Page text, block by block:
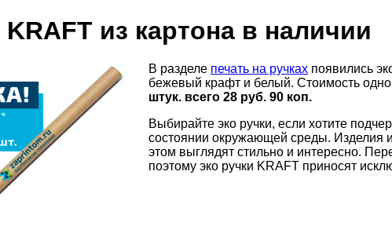
из картона в наличии
В разделе печать на ручках появились
бежевый крафт и белый. Стоимость
штук. всего 28 руб. 90 коп.
Выбирайте эко ручки, если хотите
состоянии окружающей среды. Изделия
этом выглядят стильно и интересно.
поэтому эко ручки KRAFT приносят